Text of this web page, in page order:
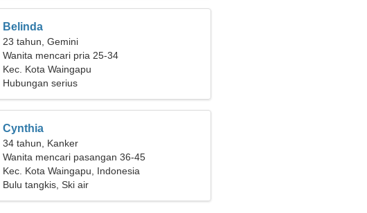
Belinda
23 tahun, Gemini
Wanita mencari pria 25-34
Kec. Kota Waingapu
Hubungan serius
Cynthia
34 tahun, Kanker
Wanita mencari pasangan 36-45
Kec. Kota Waingapu, Indonesia
Bulu tangkis, Ski air